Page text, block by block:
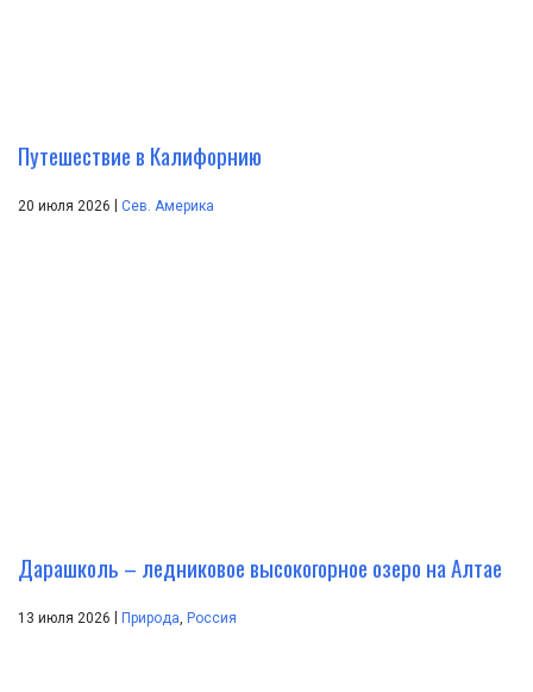
Путешествие в Калифорнию
20 июля 2026 Сев. Америка
Дарашколь – ледниковое высокогорное озеро на Алтае
13 июля 2026 Природа, Россия